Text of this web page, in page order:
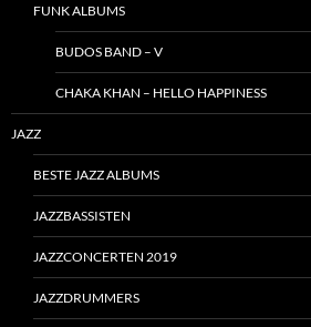
FUNK ALBUMS
BUDOS BAND – V
CHAKA KHAN – HELLO HAPPINESS
JAZZ
BESTE JAZZ ALBUMS
JAZZBASSISTEN
JAZZCONCERTEN 2019
JAZZDRUMMERS